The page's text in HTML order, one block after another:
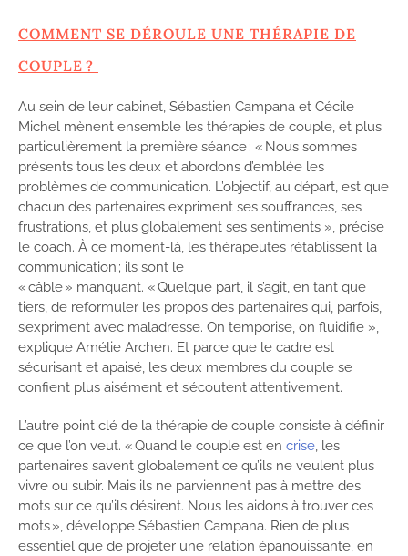
COMMENT SE DÉROULE UNE THÉRAPIE DE
COUPLE ?
Au sein de leur cabinet, Sébastien Campana et Cécile
Michel mènent ensemble les thérapies de couple, et plus
particulièrement la première séance : « Nous sommes
présents tous les deux et abordons d’emblée les
problèmes de communication. L’objectif, au départ, est que
chacun des partenaires expriment ses souffrances, ses
frustrations, et plus globalement ses sentiments », précise
le coach. À ce moment-là, les thérapeutes rétablissent la
communication ; ils sont le
« câble » manquant. « Quelque part, il s’agit, en tant que
tiers, de reformuler les propos des partenaires qui, parfois,
s’expriment avec maladresse. On temporise, on fluidifie »,
explique Amélie Archen. Et parce que le cadre est
sécurisant et apaisé, les deux membres du couple se
confient plus aisément et s’écoutent attentivement.
L’autre point clé de la thérapie de couple consiste à définir
ce que l’on veut. « Quand le couple est en crise, les
partenaires savent globalement ce qu’ils ne veulent plus
vivre ou subir. Mais ils ne parviennent pas à mettre des
mots sur ce qu’ils désirent. Nous les aidons à trouver ces
mots », développe Sébastien Campana. Rien de plus
essentiel que de projeter une relation épanouissante, en